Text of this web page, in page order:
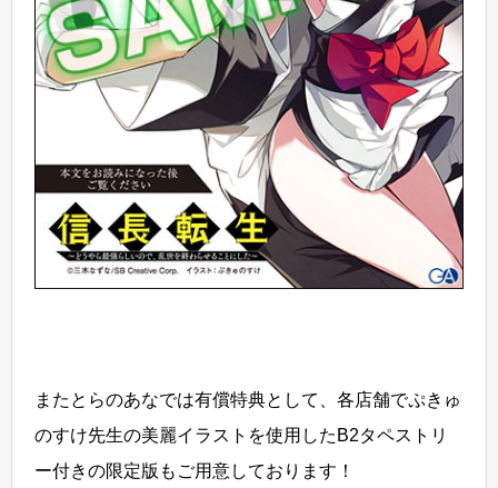
またとらのあなでは有償特典として、各店舗でぷきゅ
のすけ先生の美麗イラストを使用したB2タペストリ
ー付きの限定版もご用意しております！